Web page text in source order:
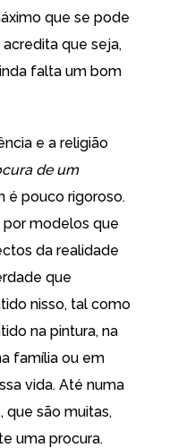
que se pode
que seja,
falta um bom
e a religião
de um
é pouco rigoroso.
por modelos que
da realidade
que
nisso, tal como
na pintura, na
família ou em
vida. Até numa
que são muitas,
uma procura.